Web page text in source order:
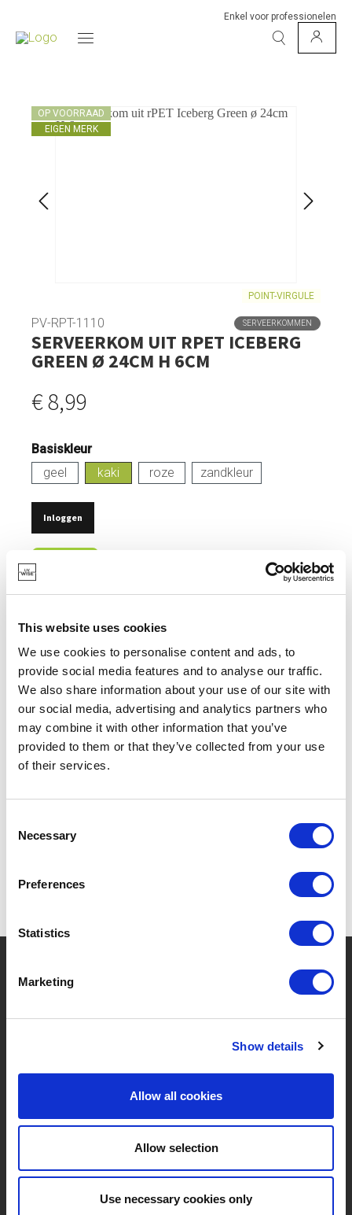
This website uses cookies
We use cookies to personalise content and ads, to
provide social media features and to analyse our traffic.
We also share information about your use of our site with
our social media, advertising and analytics partners who
may combine it with other information that you’ve
provided to them or that they’ve collected from your use
of their services.
Selection
Necessary
Preferences
Statistics
Marketing
Show details
Allow all cookies
Allow selection
Use necessary cookies only
Enkel voor professionelen
OP VOORRAAD
EIGEN MERK
POINT-VIRGULE
PV-RPT-1110 SERVEERKOMMEN
SERVEERKOM UIT RPET ICEBERG
GREEN Ø 24CM H 6CM
€ 8,99
Basiskleur
geel
kaki roze zandkleur
Inloggen
GEMAAKT VAN GERECYCLEERDE PET FLESSEN.
VAATWASBESTENDIG.
Categorieën
OVER LIVWISE
Ons Team
MY LIVWISE-PRO LOGIN